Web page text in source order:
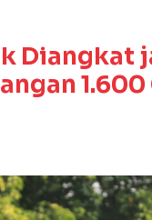
Diangkat
1.600